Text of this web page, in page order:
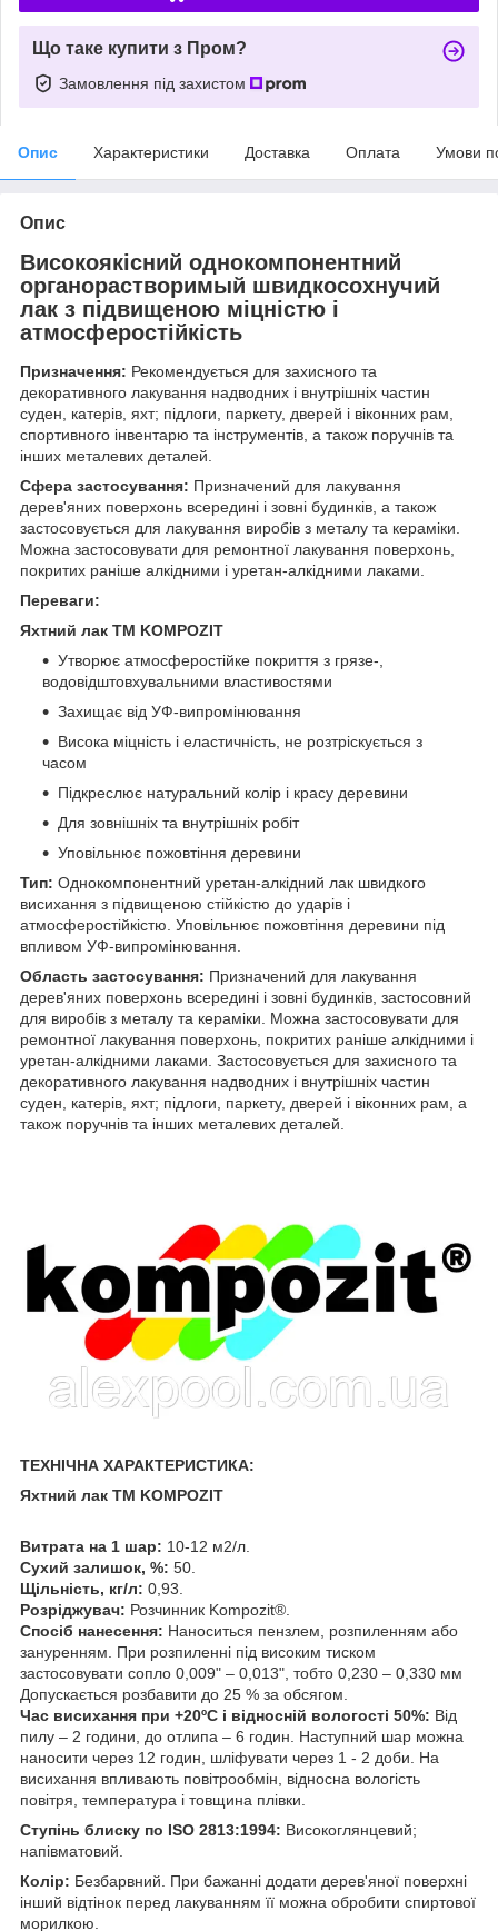
Що таке купити з Пром?
Замовлення під захистом
Опис Характеристики Доставка Оплата Умови
Опис
Високоякісний однокомпонентний
органорастворимый швидкосохнучий
лак з підвищеною міцністю і
атмосферостійкість
Призначення: Рекомендується для захисного та
декоративного лакування надводних і внутрішніх частин
суден, катерів, яхт; підлоги, паркету, дверей і віконних рам,
спортивного інвентарю та інструментів, а також поручнів та
інших металевих деталей.
Сфера застосування: Призначений для лакування
дерев'яних поверхонь всередині і зовні будинків, а також
застосовується для лакування виробів з металу та кераміки.
Можна застосовувати для ремонтної лакування поверхонь,
покритих раніше алкідними і уретан-алкідними лаками.
Переваги:
Яхтний лак TM KOMPOZIT
Утворює атмосферостійке покриття з грязе-,
водовідштовхувальними властивостями
Захищає від УФ-випромінювання
Висока міцність і еластичність, не розтріскується з
часом
Підкреслює натуральний колір і красу деревини
Для зовнішніх та внутрішніх робіт
Уповільнює пожовтіння деревини
Тип: Однокомпонентний уретан-алкідний лак швидкого
висихання з підвищеною стійкістю до ударів і
атмосферостійкістю. Уповільнює пожовтіння деревини під
впливом УФ-випромінювання.
Область застосування: Призначений для лакування
дерев'яних поверхонь всередині і зовні будинків, застосовний
для виробів з металу та кераміки. Можна застосовувати для
ремонтної лакування поверхонь, покритих раніше алкідними і
уретан-алкідними лаками. Застосовується для захисного та
декоративного лакування надводних і внутрішніх частин
суден, катерів, яхт; підлоги, паркету, дверей і віконних рам, а
також поручнів та інших металевих деталей.
ТЕХНІЧНА ХАРАКТЕРИСТИКА:
Яхтний лак TM KOMPOZIT
Витрата на 1 шар: 10-12 м2/л.
Сухий залишок, %: 50.
Щільність, кг/л: 0,93.
Розріджувач: Розчинник Kompozit®.
Спосіб нанесення: Наноситься пензлем, розпиленням або
зануренням. При розпиленні під високим тиском
застосовувати сопло 0,009" – 0,013", тобто 0,230 – 0,330 мм
Допускається розбавити до 25 % за обсягом.
Час висихання при +20ºС і відносній вологості 50%: Від
пилу – 2 години, до отлипа – 6 годин. Наступний шар можна
наносити через 12 годин, шліфувати через 1 - 2 доби. На
висихання впливають повітрообмін, відносна вологість
повітря, температура і товщина плівки.
Ступінь блиску по ISO 2813:1994: Високоглянцевий;
напівматовий.
Колір: Безбарвний. При бажанні додати дерев'яної поверхні
інший відтінок перед лакуванням її можна обробити спиртової
морилкою.